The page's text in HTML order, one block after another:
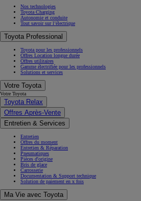
Nos technologies
Toyota Charging
Autonomie et conduite
Tout savoir sur l’électrique
Toyota Professional
Toyota pour les professionnels
Offres Location longue durée
Offres utilitaires
Gamme électrifiée pour les professionnels
Solutions et services
Votre Toyota
Votre Toyota
Toyota Relax
Offres Après-Vente
Entretien & Services
Entretien
Offres du moment
Entretien & Réparation
Pneumatiques
Pièces d'origine
Bris de glace
Carrosserie
Documentation & Support technique
Solution de paiement en x fois
Ma Vie avec Toyota